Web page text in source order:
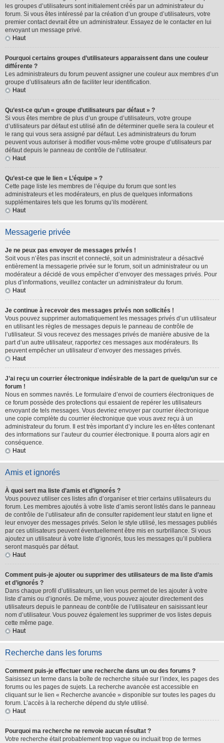
les groupes d’utilisateurs sont initialement créés par un administrateur du
forum. Si vous êtes intéressé par la création d’un groupe d’utilisateurs, votre
premier contact devrait être un administrateur. Essayez de le contacter en lui
envoyant un message privé.
Haut
Pourquoi certains groupes d’utilisateurs apparaissent dans une couleur
différente ?
Les administrateurs du forum peuvent assigner une couleur aux membres d’un
groupe d’utilisateurs afin de faciliter leur identification.
Haut
Qu’est-ce qu’un « groupe d’utilisateurs par défaut » ?
Si vous êtes membre de plus d’un groupe d’utilisateurs, votre groupe
d’utilisateurs par défaut est utilisé afin de déterminer quelle sera la couleur et
le rang qui vous sera assigné par défaut. Les administrateurs du forum
peuvent vous autoriser à modifier vous-même votre groupe d’utilisateurs par
défaut depuis le panneau de contrôle de l’utilisateur.
Haut
Qu’est-ce que le lien « L’équipe » ?
Cette page liste les membres de l’équipe du forum que sont les
administrateurs et les modérateurs, en plus de quelques informations
supplémentaires tels que les forums qu’ils modèrent.
Haut
Messagerie privée
Je ne peux pas envoyer de messages privés !
Soit vous n’êtes pas inscrit et connecté, soit un administrateur a désactivé
entièrement la messagerie privée sur le forum, soit un administrateur ou un
modérateur a décidé de vous empêcher d’envoyer des messages privés. Pour
plus d’informations, veuillez contacter un administrateur du forum.
Haut
Je continue à recevoir des messages privés non sollicités !
Vous pouvez supprimer automatiquement les messages privés d’un utilisateur
en utilisant les règles de messages depuis le panneau de contrôle de
l’utilisateur. Si vous recevez des messages privés de manière abusive de la
part d’un autre utilisateur, rapportez ces messages aux modérateurs. Ils
peuvent empêcher un utilisateur d’envoyer des messages privés.
Haut
J’ai reçu un courrier électronique indésirable de la part de quelqu’un sur ce
forum !
Nous en sommes navrés. Le formulaire d’envoi de courriers électroniques de
ce forum possède des protections qui essaient de repérer les utilisateurs
envoyant de tels messages. Vous devriez envoyer par courrier électronique
une copie complète du courrier électronique que vous avez reçu à un
administrateur du forum. Il est très important d’y inclure les en-têtes contenant
des informations sur l’auteur du courrier électronique. Il pourra alors agir en
conséquence.
Haut
Amis et ignorés
À quoi sert ma liste d’amis et d’ignorés ?
Vous pouvez utiliser ces listes afin d’organiser et trier certains utilisateurs du
forum. Les membres ajoutés à votre liste d’amis seront listés dans le panneau
de contrôle de l’utilisateur afin de consulter rapidement leur statut en ligne et
leur envoyer des messages privés. Selon le style utilisé, les messages publiés
par ces utilisateurs peuvent éventuellement être mis en surbrillance. Si vous
ajoutez un utilisateur à votre liste d’ignorés, tous les messages qu’il publiera
seront masqués par défaut.
Haut
Comment puis-je ajouter ou supprimer des utilisateurs de ma liste d’amis
et d’ignorés ?
Dans chaque profil d’utilisateurs, un lien vous permet de les ajouter à votre
liste d’amis ou d’ignorés. De même, vous pouvez ajouter directement des
utilisateurs depuis le panneau de contrôle de l’utilisateur en saisissant leur
nom d’utilisateur. Vous pouvez également les supprimer de vos listes depuis
cette même page.
Haut
Recherche dans les forums
Comment puis-je effectuer une recherche dans un ou des forums ?
Saisissez un terme dans la boîte de recherche située sur l’index, les pages des
forums ou les pages de sujets. La recherche avancée est accessible en
cliquant sur le lien « Recherche avancée » disponible sur toutes les pages du
forum. L’accès à la recherche dépend du style utilisé.
Haut
Pourquoi ma recherche ne renvoie aucun résultat ?
Votre recherche était probablement trop vague ou incluait trop de termes